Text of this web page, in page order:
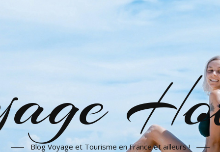
Blog Voyage et Tourisme en France et ailleurs !